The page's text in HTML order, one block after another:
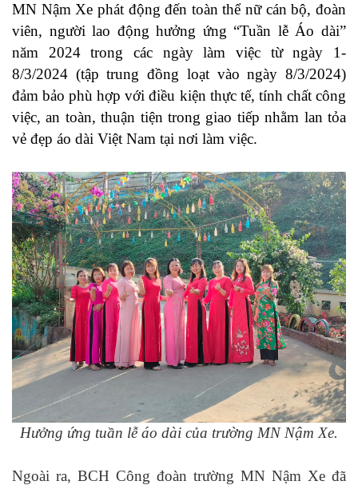
MN Nậm Xe phát động đến toàn thể nữ cán bộ, đoàn
viên, người lao động hưởng ứng “Tuần lễ Áo dài”
năm 2024 trong các ngày làm việc từ ngày 1-
8/3/2024 (tập trung đồng loạt vào ngày 8/3/2024)
đảm bảo phù hợp với điều kiện thực tế, tính chất công
việc, an toàn, thuận tiện trong giao tiếp nhằm lan tỏa
vẻ đẹp áo dài Việt Nam tại nơi làm việc.
Hưởng ứng tuần lễ áo dài của trường MN Nậm Xe.
Ngoài ra, BCH Công đoàn trường MN Nậm Xe đã